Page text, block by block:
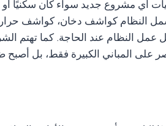
أي مشروع جديد سواء كان سكنيًا أو
النظام كواشف دخان، كواشف
النظام عند الحاجة. كما تهتم
المباني الكبيرة فقط، بل أصبح